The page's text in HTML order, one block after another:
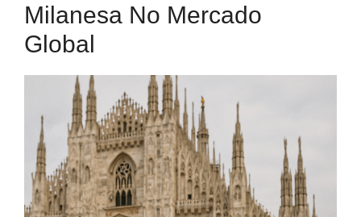
Milanesa No Mercado
Global